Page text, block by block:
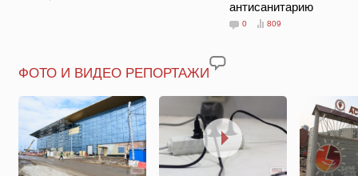
антисанитарию
0 809
ФОТО И ВИДЕО РЕПОРТАЖИ